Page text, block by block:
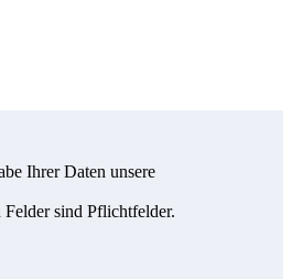
Ihrer Daten unsere
sind Pflichtfelder.